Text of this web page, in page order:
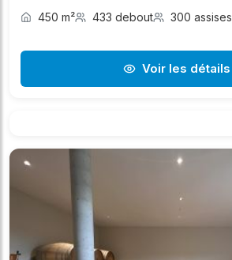
450 m² 433 debout 300 assises
Voir les détails